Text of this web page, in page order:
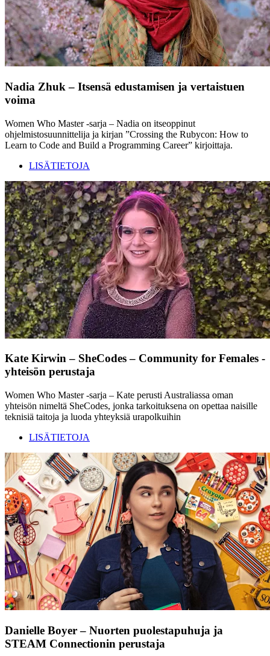
Nadia Zhuk – Itsensä edustamisen ja vertaistuen
voima
Women Who Master -sarja – Nadia on itseoppinut
ohjelmistosuunnittelija ja kirjan ”Crossing the Rubycon: How to
Learn to Code and Build a Programming Career” kirjoittaja.
LISÄTIETOJA
Kate Kirwin – SheCodes – Community for Females -
yhteisön perustaja
Women Who Master -sarja – Kate perusti Australiassa oman
yhteisön nimeltä SheCodes, jonka tarkoituksena on opettaa naisille
teknisiä taitoja ja luoda yhteyksiä urapolkuihin
LISÄTIETOJA
Danielle Boyer – Nuorten puolestapuhuja ja
STEAM Connectionin perustaja